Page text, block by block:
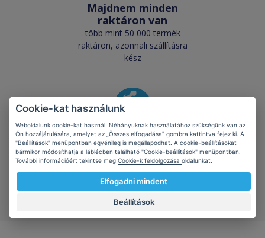
Majdnem minden
raktáron van
több mint 50 000 termék
raktáron, azonnali szállításra
kész
Megvédjük
bolygónkat
kompatibilis termékek
pozitív hatással vannak az
ökológiára
Cookie-kat használunk
Weboldalunk cookie-kat használ. Néhányuknak használatához szükségünk van az
Ön hozzájárulására, amelyet az „Összes elfogadása” gombra kattintva fejez ki. A
"Beállítások" menüpontban egyénileg is megállapodhat. A cookie-beállításokat
bármikor módosíthatja a láblécben található "Cookie-beállítások" menüpontban.
További információért tekintse meg Cookie-k feldolgozása oldalunkat.
Elfogadni mindent
Beállítások